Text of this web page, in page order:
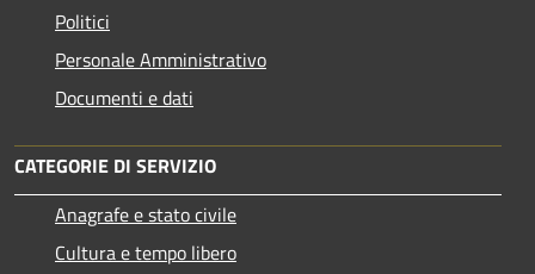
Politici
Personale Amministrativo
Documenti e dati
CATEGORIE DI SERVIZIO
Anagrafe e stato civile
Cultura e tempo libero